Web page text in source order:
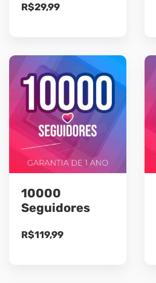
R$29,99
10000
Seguidores
R$119,99